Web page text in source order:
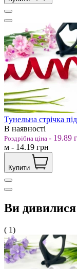
Тунельна стрічка
В наявності
Роздрібна ціна - 19.89
м - 14.19 грн
Купити
Ви дивилися
( 1)